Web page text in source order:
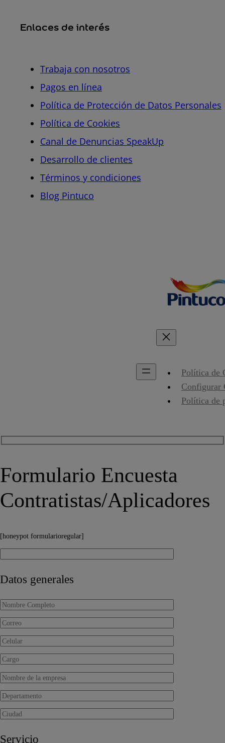
Enlaces de interés
Trabaja con nosotros
Pagos en línea
Política de Protección de Datos Personales
Política de Cookies
Canal de Denuncias SpeakUp
Desarrollo de clientes
Términos y condiciones
Blog Pintuco
Política de
Configurar
Política de
Formulario Encuesta
Contratistas/Aplicadores
[honeypot formularioregular]
Datos generales
Servicio